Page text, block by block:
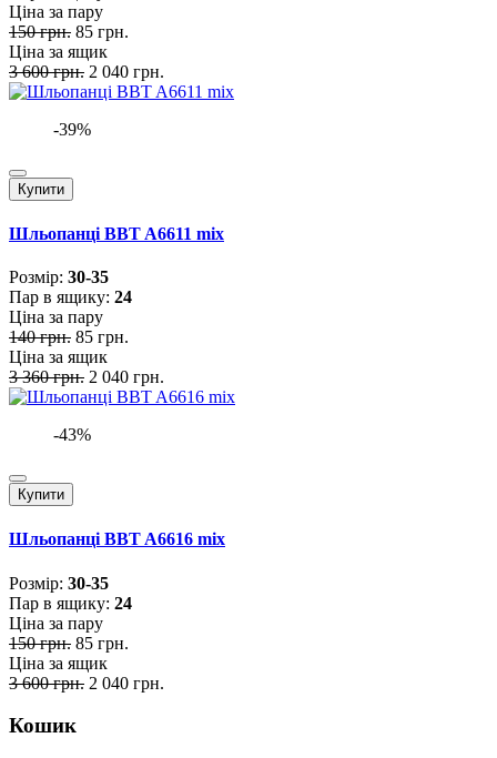
Ціна за пару
150 грн. 85 грн.
Ціна за ящик
3 600 грн. 2 040 грн.
-39%
Купити
Шльопанці BBT A6611 mix
Розмiр: 30-35
Пар в ящику: 24
Ціна за пару
140 грн. 85 грн.
Ціна за ящик
3 360 грн. 2 040 грн.
-43%
Купити
Шльопанці BBT A6616 mix
Розмiр: 30-35
Пар в ящику: 24
Ціна за пару
150 грн. 85 грн.
Ціна за ящик
3 600 грн. 2 040 грн.
Кошик